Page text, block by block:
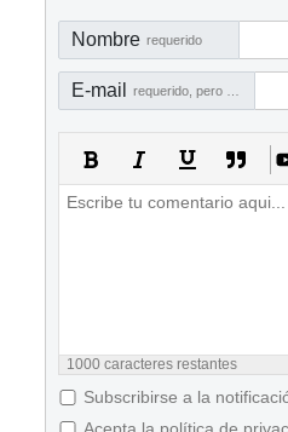
Nombre requerido
E-mail
1000 caracteres restantes
Subscribirse a la